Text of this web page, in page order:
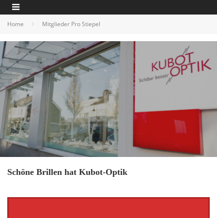
Home Mitglieder Pro Stiepel
Schöne Brillen hat Kubot-Optik